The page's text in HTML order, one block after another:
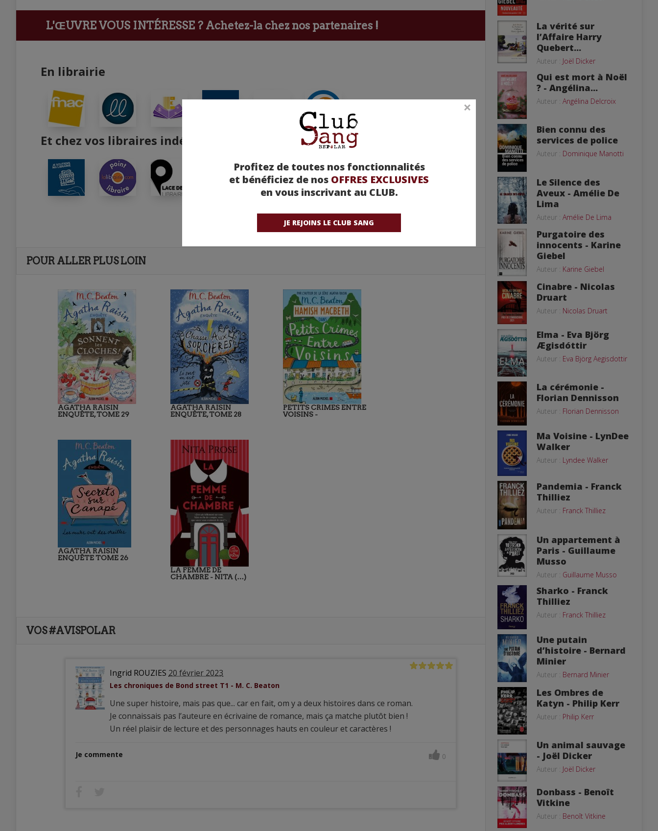
Profitez de toutes nos fonctionnalités
et bénéficiez de nos OFFRES EXCLUSIVES
en vous inscrivant au CLUB.
JE REJOINS LE CLUB SANG
L'ŒUVRE VOUS INTÉRESSE ? Achetez-la chez nos partenaires !
En librairie
Et chez vos libraires indépendants
POUR ALLER PLUS LOIN
AGATHA RAISIN
ENQUÊTE, TOME 29
AGATHA RAISIN
ENQUÊTE, TOME 28
PETITS CRIMES ENTRE
VOISINS -
AGATHA RAISIN
ENQUÊTE TOME 26
LA FEMME DE
CHAMBRE - NITA (…)
VOS #AVISPOLAR
Ingrid ROUZIES 20 février 2023
Les chroniques de Bond street T1 - M. C. Beaton
Une super histoire, mais pas que... car en fait, om y a deux histoires dans ce roman.
Je connaissais pas l’auteure en écrivaine de romance, mais ça matche plutôt bien !
Un réel plaisir de lecture et des personnages hauts en couleur et caractères !
Je commente 0
La vérité sur
l’Affaire Harry
Quebert...
Auteur : Joël Dicker
Qui est mort à Noël
? - Angélina...
Auteur : Angélina Delcroix
Bien connu des
services de police
Auteur : Dominique Manotti
Le Silence des
Aveux - Amélie De
Lima
Auteur : Amélie De Lima
Purgatoire des
innocents - Karine
Giebel
Auteur : Karine Giebel
Cinabre - Nicolas
Druart
Auteur : Nicolas Druart
Elma - Eva Björg
Ægisdóttir
Auteur : Eva Björg Aegisdottir
La cérémonie -
Florian Dennisson
Auteur : Florian Dennisson
Ma Voisine - LynDee
Walker
Auteur : Lyndee Walker
Pandemia - Franck
Thilliez
Auteur : Franck Thilliez
Un appartement à
Paris - Guillaume
Musso
Auteur : Guillaume Musso
Sharko - Franck
Thilliez
Auteur : Franck Thilliez
Une putain
d’histoire - Bernard
Minier
Auteur : Bernard Minier
Les Ombres de
Katyn - Philip Kerr
Auteur : Philip Kerr
Un animal sauvage
- Joël Dicker
Auteur : Joël Dicker
Donbass - Benoît
Vitkine
Auteur : Benoît Vitkine